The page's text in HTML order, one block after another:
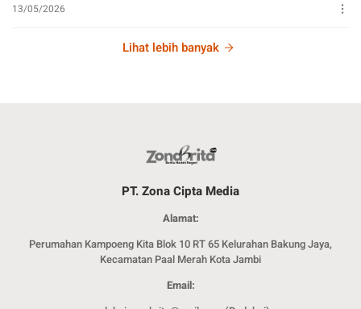
13/05/2026
Lihat lebih banyak
PT. Zona Cipta Media
Alamat:
Perumahan Kampoeng Kita Blok 10 RT 65 Kelurahan Bakung Jaya,
Kecamatan Paal Merah Kota Jambi
Email: